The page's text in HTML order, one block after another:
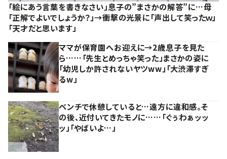
「絵にあう言葉を書きなさい」息子の”まさかの解答”に…母
「正解でよいでしょうか？」→衝撃の光景に「声出して笑ったｗ」
「天才だと思います」
ママが保育園へお迎えに→2歳息子を見た
ら……「先生とめっちゃ笑った」まさかの姿に
「幼児しか許されないヤツww」「大渋滞すぎ
るw」
ベンチで休憩していると…遠方に違和感。そ
の後、近付いてきたモノに……「ぐぅわぁッッ
ッ」「やばいよ…」